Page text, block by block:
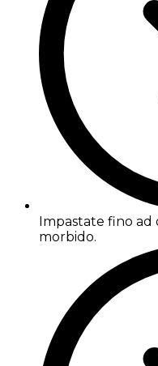
Impastate fino
morbido.